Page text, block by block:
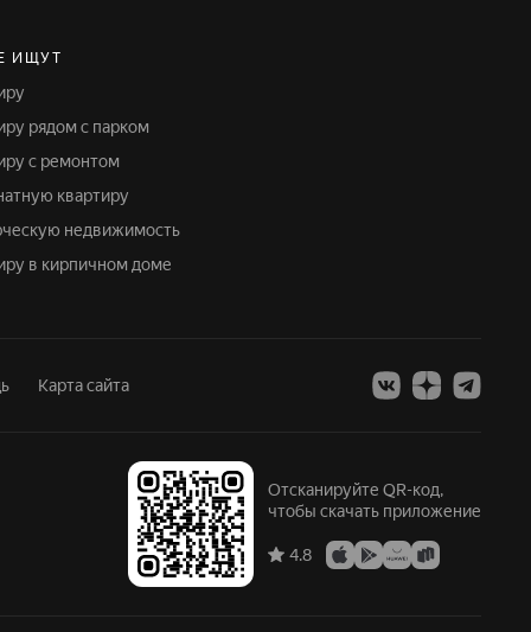
ИЩУТ
рядом с парком
с ремонтом
квартиру
недвижимость
в кирпичном доме
Карта сайта
Отсканируйте QR-код,
чтобы скачать приложение
4.8